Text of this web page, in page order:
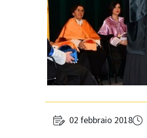
02 febbraio 2018